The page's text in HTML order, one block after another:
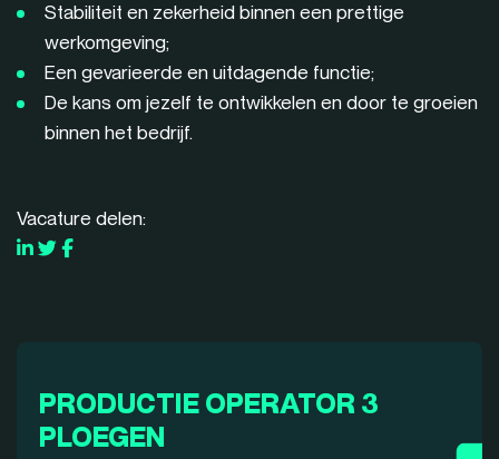
Stabiliteit en zekerheid binnen een prettige
werkomgeving;
Een gevarieerde en uitdagende functie;
De kans om jezelf te ontwikkelen en door te groeien
binnen het bedrijf.
Vacature delen:
PRODUCTIE OPERATOR 3
PLOEGEN